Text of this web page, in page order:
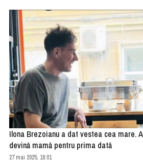
Ilona Brezoianu a dat vestea cea mare.
devină mamă pentru prima dată
27 mai 2025, 18:01